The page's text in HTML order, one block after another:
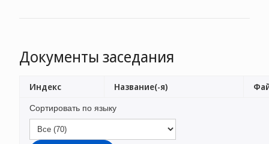
Документы заседания
Сортировать по языку
Индекс Название(-я)